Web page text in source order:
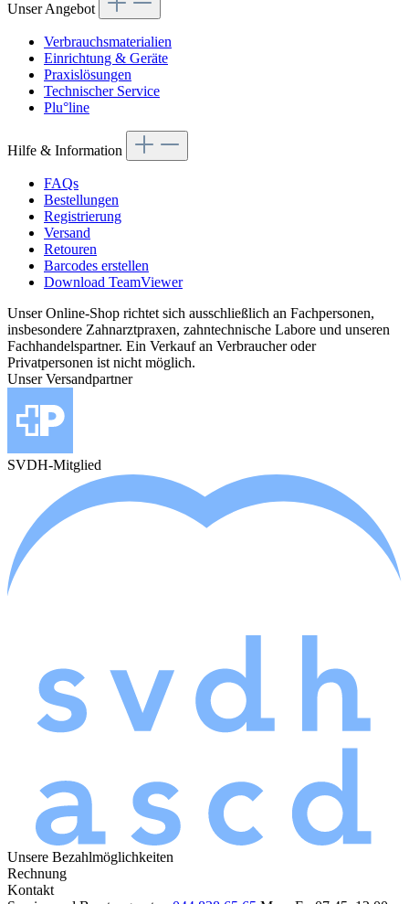
Unser Angebot
Verbrauchsmaterialien
Einrichtung & Geräte
Praxislösungen
Technischer Service
Plu°line
Hilfe & Information
FAQs
Bestellungen
Registrierung
Versand
Retouren
Barcodes erstellen
Download TeamViewer
Unser Online-Shop richtet sich ausschließlich an Fachpersonen,
insbesondere Zahnarztpraxen, zahntechnische Labore und unseren
Fachhandelspartner. Ein Verkauf an Verbraucher oder
Privatpersonen ist nicht möglich.
Unser Versandpartner
SVDH-Mitglied
Unsere Bezahlmöglichkeiten
Rechnung
Kontakt